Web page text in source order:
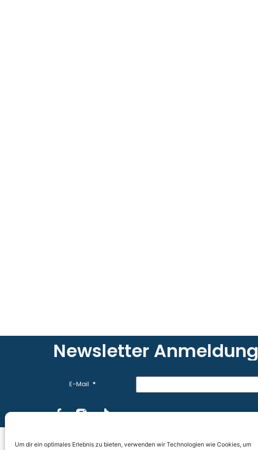
Um dir ein optimales Erlebnis zu bieten, verwenden wir Technologien wie Cookies, um
Newsletter Anmeldung
E-Mail
© 2026 All Rights Reserved.